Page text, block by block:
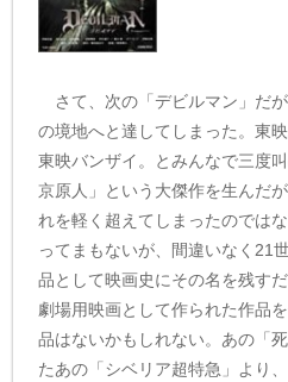
さて、次の「デビルマン」だ
の境地へと達してしまった。東
東映バンザイ。とみんなで三度
京原人」という大傑作を生んだ
れを軽く超えてしまったのでは
ってまもないが、間違いなく21
品として映画史にその名を残す
劇場用映画として作られた作品
品はないかもしれない。あの「
たあの「シベリア超特急」より